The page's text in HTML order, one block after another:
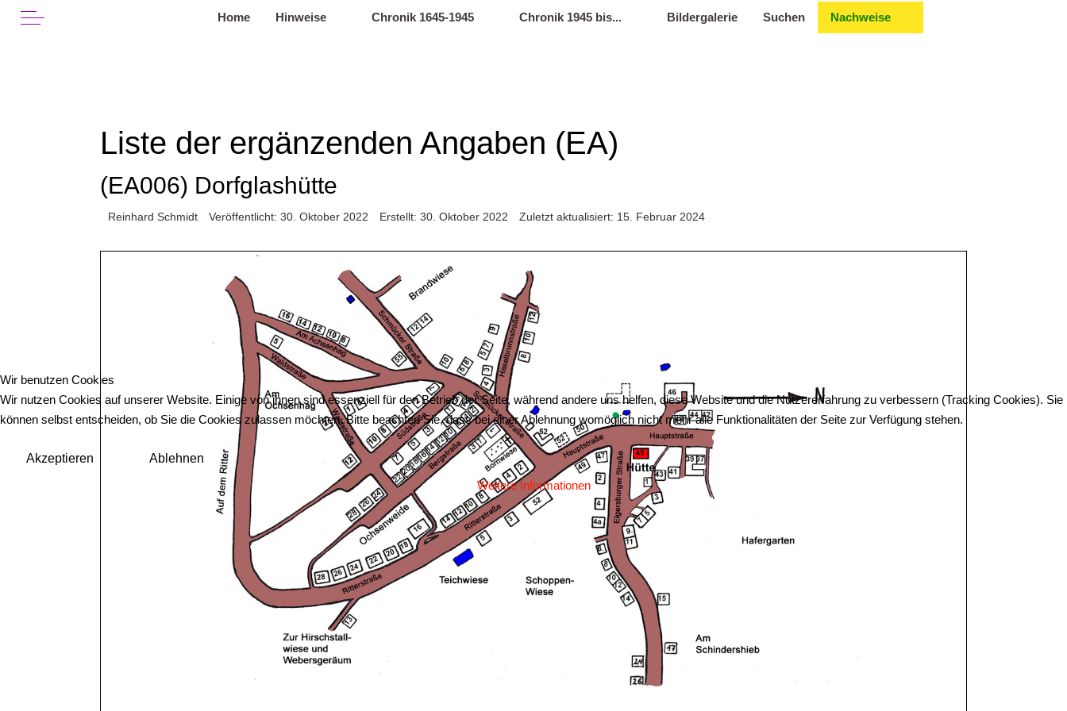
Off-Canvas Toggle Home Hinweise Chronik 1645-1945 Chronik 1945 bis... Bildergalerie Suchen Nachweise
Liste der ergänzenden Angaben (EA)
(EA006) Dorfglashütte
Reinhard Schmidt Veröffentlicht: 30. Oktober 2022 Erstellt: 30. Oktober 2022 Zuletzt aktualisiert: 15. Februar 2024
Wir benutzen Cookies
Wir nutzen Cookies auf unserer Website. Einige von ihnen sind essenziell für den Betrieb der Seite, während andere uns helfen, diese Website und die Nutzererfahrung zu verbessern (Tracking Cookies). Sie
können selbst entscheiden, ob Sie die Cookies zulassen möchten. Bitte beachten Sie, dass bei einer Ablehnung womöglich nicht mehr alle Funktionalitäten der Seite zur Verfügung stehen.
Akzeptieren
Ablehnen
Weitere Informationen